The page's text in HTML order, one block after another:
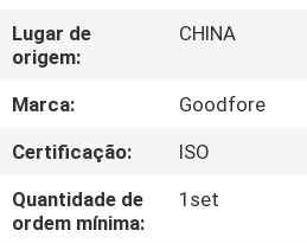
VÍDEOS
SOBRE
NÓS
Lugar de
origem:
CHINA
Marca:
Goodfore
Certificação:
ISO
Quantidade de
ordem mínima:
1set